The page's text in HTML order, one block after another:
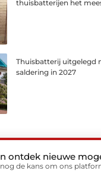
thuisbatterijen het
Thuisbatterij uitgelegd
saldering in 2027
ontdek nieuwe
de kans om ons